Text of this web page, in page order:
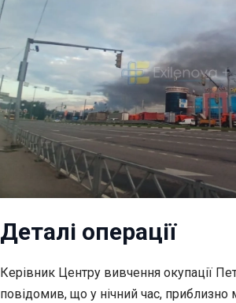
Деталі операції
Керівник Центру вивчення окупації
повідомив, що у нічний час, приблизно